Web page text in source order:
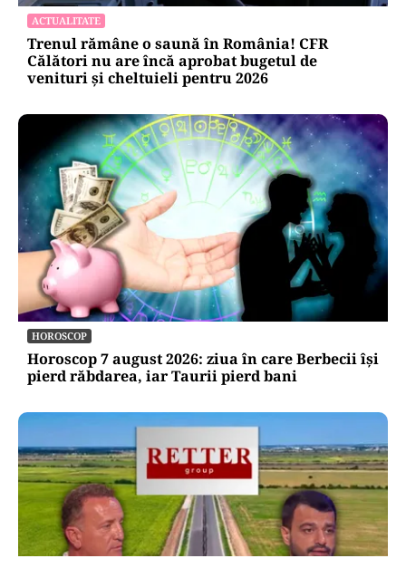
ACTUALITATE
Trenul rămâne o saună în România! CFR
Călători nu are încă aprobat bugetul de
venituri și cheltuieli pentru 2026
HOROSCOP
Horoscop 7 august 2026: ziua în care Berbecii își
pierd răbdarea, iar Taurii pierd bani